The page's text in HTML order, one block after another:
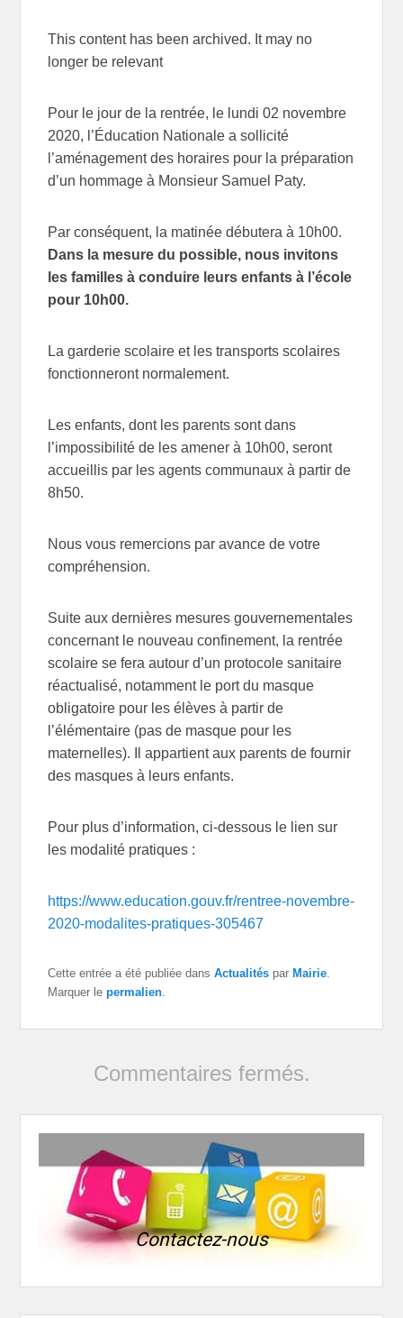
This content has been archived. It may no
longer be relevant
Pour le jour de la rentrée, le lundi 02 novembre
2020, l’Éducation Nationale a sollicité
l’aménagement des horaires pour la préparation
d’un hommage à Monsieur Samuel Paty.
Par conséquent, la matinée débutera à 10h00.
Dans la mesure du possible, nous invitons
les familles à conduire leurs enfants à l’école
pour 10h00.
La garderie scolaire et les transports scolaires
fonctionneront normalement.
Les enfants, dont les parents sont dans
l’impossibilité de les amener à 10h00, seront
accueillis par les agents communaux à partir de
8h50.
Nous vous remercions par avance de votre
compréhension.
Suite aux dernières mesures gouvernementales
concernant le nouveau confinement, la rentrée
scolaire se fera autour d’un protocole sanitaire
réactualisé, notamment le port du masque
obligatoire pour les élèves à partir de
l’élémentaire (pas de masque pour les
maternelles). Il appartient aux parents de fournir
des masques à leurs enfants.
Pour plus d’information, ci-dessous le lien sur
les modalité pratiques :
https://www.education.gouv.fr/rentree-novembre-
2020-modalites-pratiques-305467
Cette entrée a été publiée dansActualités parMairie
Marquer lepermalien
Commentaires fermés.
Contactez-nous